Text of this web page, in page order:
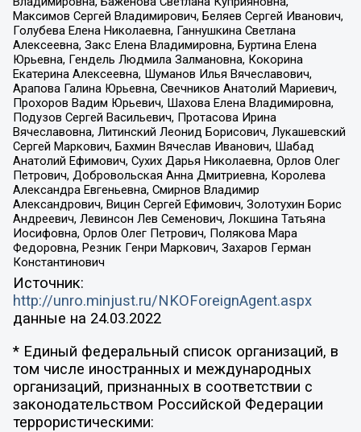
Максимов Сергей Владимирович, Беляев Сергей Иванович,
Голубева Елена Николаевна, Ганнушкина Светлана
Алексеевна, Закс Елена Владимировна, Буртина Елена
Юрьевна, Гендель Людмила Залмановна, Кокорина
Екатерина Алексеевна, Шуманов Илья Вячеславович,
Арапова Галина Юрьевна, Свечников Анатолий Мариевич,
Прохоров Вадим Юрьевич, Шахова Елена Владимировна,
Подузов Сергей Васильевич, Протасова Ирина
Вячеславовна, Литинский Леонид Борисович, Лукашевский
Сергей Маркович, Бахмин Вячеслав Иванович, Шабад
Анатолий Ефимович, Сухих Дарья Николаевна, Орлов Олег
Петрович, Добровольская Анна Дмитриевна, Королева
Александра Евгеньевна, Смирнов Владимир
Александрович, Вицин Сергей Ефимович, Золотухин Борис
Андреевич, Левинсон Лев Семенович, Локшина Татьяна
Иосифовна, Орлов Олег Петрович, Полякова Мара
Федоровна, Резник Генри Маркович, Захаров Герман
Константинович
Источник:
http://unro.minjust.ru/NKOForeignAgent.aspx
данные на 24.03.2022
* Единый федеральный список организаций, в
том числе иностранных и международных
организаций, признанных в соответствии с
законодательством Российской Федерации
террористическими: